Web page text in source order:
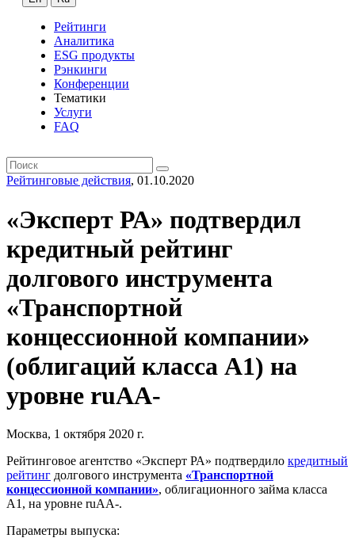
Рейтинги
Аналитика
ESG продукты
Рэнкинги
Конференции
Тематики
Услуги
FAQ
Рейтинговые действия, 01.10.2020
«Эксперт РА» подтвердил
кредитный рейтинг
долгового инструмента
«Транспортной
концессионной компании»
(облигаций класса А1) на
уровне ruAA-
Москва, 1 октября 2020 г.
Рейтинговое агентство «Эксперт РА» подтвердило кредитный
рейтинг долгового инструмента «Транспортной
концессионной компании», облигационного займа класса
А1, на уровне ruAA-.
Параметры выпуска: